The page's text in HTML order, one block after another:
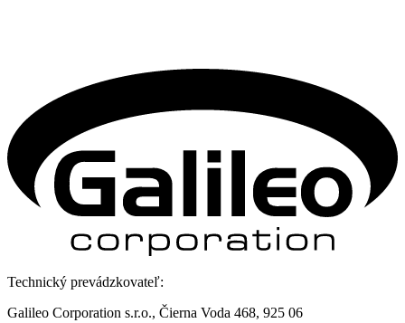
Technický prevádzkovateľ:
Galileo Corporation s.r.o., Čierna Voda 468, 925 06